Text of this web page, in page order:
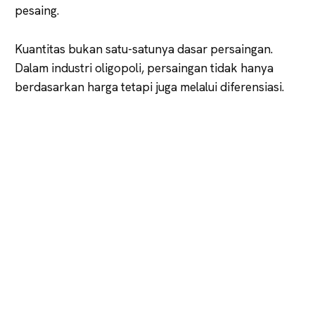
pesaing.
Kuantitas bukan satu-satunya dasar persaingan.
Dalam industri oligopoli, persaingan tidak hanya
berdasarkan harga tetapi juga melalui diferensiasi.